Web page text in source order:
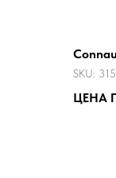
SKU:
ЦЕНА